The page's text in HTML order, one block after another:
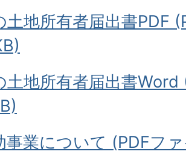
土地所有者届出書PDF
土地所有者届出書
事業について (PDFフ